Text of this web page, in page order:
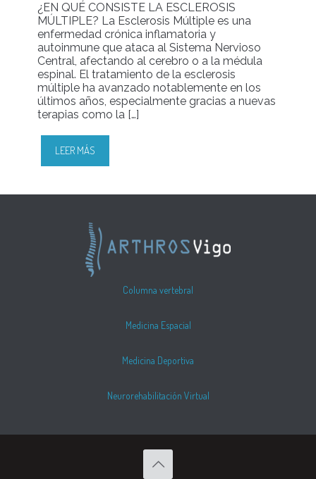
¿EN QUÉ CONSISTE LA ESCLEROSIS
MÚLTIPLE? La Esclerosis Múltiple es una
enfermedad crónica inflamatoria y
autoinmune que ataca al Sistema Nervioso
Central, afectando al cerebro o a la médula
espinal. El tratamiento de la esclerosis
múltiple ha avanzado notablemente en los
últimos años, especialmente gracias a nuevas
terapias como la […]
LEER MÁS
Columna vertebral
Medicina Espacial
Medicina Deportiva
Neurorehabilitación Virtual